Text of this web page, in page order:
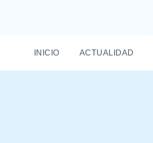
INICIO ACTUALIDAD